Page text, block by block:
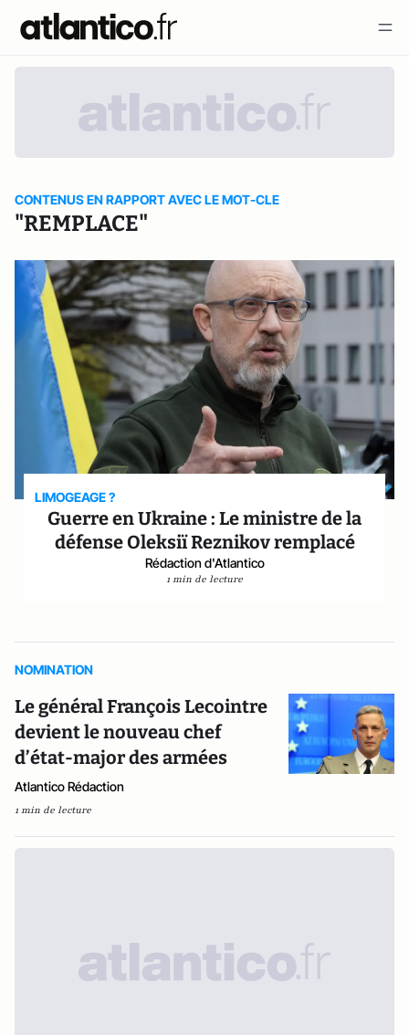
CONTENUS EN RAPPORT AVEC LE MOT-CLE
"REMPLACE"
LIMOGEAGE ?
Guerre en Ukraine : Le ministre de la
défense Oleksiï Reznikov remplacé
Rédaction d'Atlantico
1 min de lecture
NOMINATION
Le général François Lecointre
devient le nouveau chef
d’état-major des armées
Atlantico Rédaction
1 min de lecture